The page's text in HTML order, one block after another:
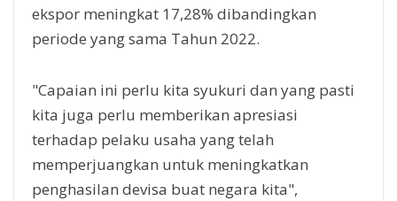
ekspor meningkat 17,28% dibandingkan
periode yang sama Tahun 2022.
"Capaian ini perlu kita syukuri dan yang pasti
kita juga perlu memberikan apresiasi
terhadap pelaku usaha yang telah
memperjuangkan untuk meningkatkan
penghasilan devisa buat negara kita",